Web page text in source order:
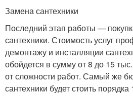
Замена сантехники
Последний этап работы —
сантехники. Стоимость услуг
демонтажу и инсталляции
обойдется в сумму от 8 до 15
от сложности работ. Самый же
сантехники будет стоить